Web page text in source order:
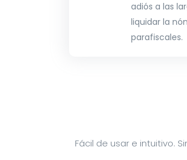
adiós a las
liquidar la
parafiscales.
Fácil de usar e intuitivo.